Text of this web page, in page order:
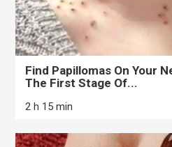
Find Papillomas On Your
The First Stage Of...
2 h 15 min